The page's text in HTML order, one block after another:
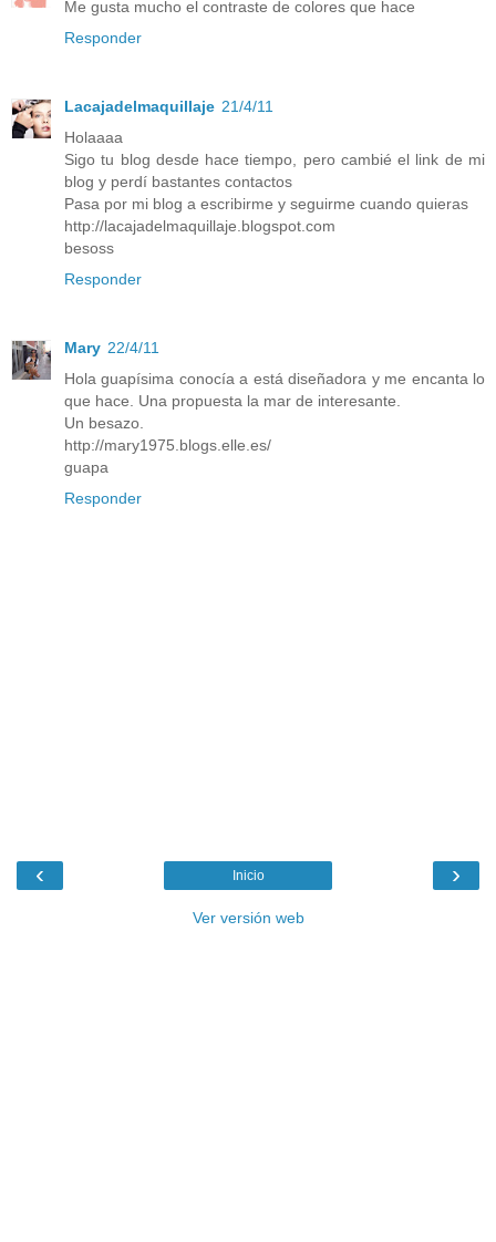
Me gusta mucho el contraste de colores que hace
Responder
Lacajadelmaquillaje 21/4/11
Holaaaa
Sigo tu blog desde hace tiempo, pero cambié el link de mi
blog y perdí bastantes contactos
Pasa por mi blog a escribirme y seguirme cuando quieras
http://lacajadelmaquillaje.blogspot.com
besoss
Responder
Mary 22/4/11
Hola guapísima conocía a está diseñadora y me encanta lo
que hace. Una propuesta la mar de interesante.
Un besazo.
http://mary1975.blogs.elle.es/
guapa
Responder
‹ ›
Inicio
Ver versión web